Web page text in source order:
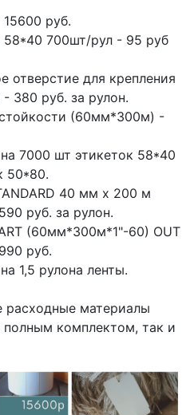
руб.
58*40 700шт/рул - 95 руб
отверстие для крепления
руб. за рулон.
(60мм*300м) -
7000 шт этикеток 58*40
50*80.
40 мм х 200 м
руб. за рулон.
(60мм*300м*1"-60) OUT
руб.
1,5 рулона ленты.
расходные материалы
комплектом, так и